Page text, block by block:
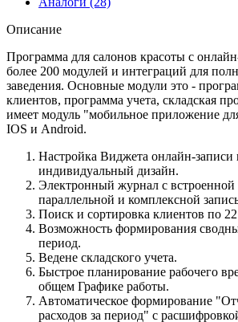
Описание
Программа для салонов красоты с
более 200 модулей и интеграций для
заведения. Основные модули это -
клиентов, программа учета, складская
имеет модуль "мобильное приложение
IOS и Android.
Настройка Виджета онлайн-записи
индивидуальный дизайн.
Электронный журнал с встроенной
параллельной и комплексной
Поиск и сортировка клиентов по
Возможность формирования
период.
Ведене складского учета.
Быстрое планирование рабочего
общем Графике работы.
Автоматическое формирование
расходов за период" с